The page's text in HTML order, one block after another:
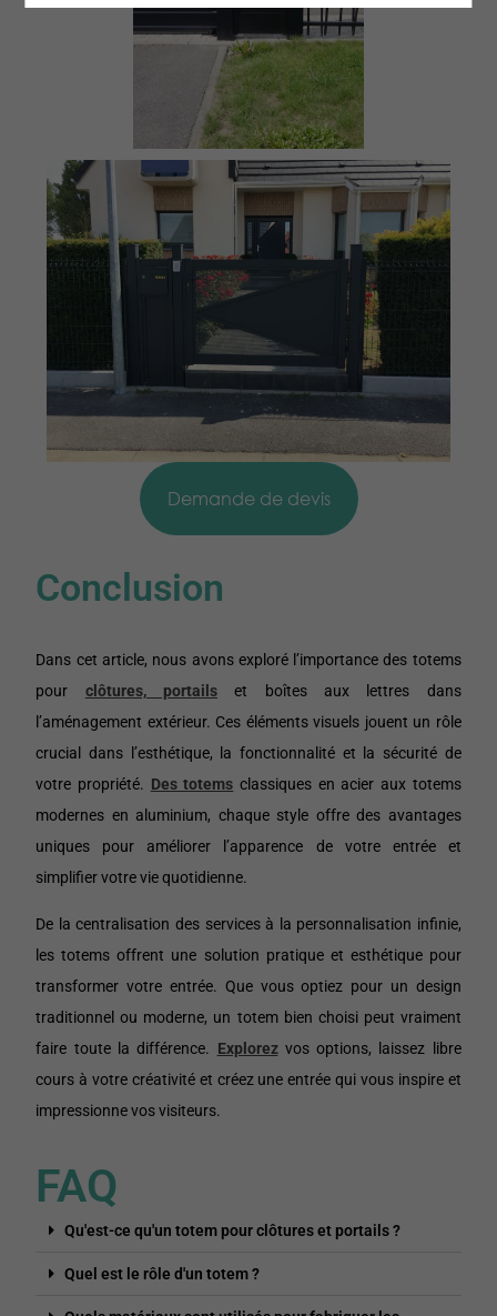
Demande de devis
Conclusion
Dans cet article, nous avons exploré l’importance des totems
pour clôtures, portails et boîtes aux lettres dans
l’aménagement extérieur. Ces éléments visuels jouent un rôle
crucial dans l’esthétique, la fonctionnalité et la sécurité de
votre propriété. Des totems classiques en acier aux totems
modernes en aluminium, chaque style offre des avantages
uniques pour améliorer l’apparence de votre entrée et
simplifier votre vie quotidienne.
De la centralisation des services à la personnalisation infinie,
les totems offrent une solution pratique et esthétique pour
transformer votre entrée. Que vous optiez pour un design
traditionnel ou moderne, un totem bien choisi peut vraiment
faire toute la différence. Explorezvos options, laissez libre
cours à votre créativité et créez une entrée qui vous inspire et
impressionne vos visiteurs.
FAQ
Qu'est-ce qu'un totem pour clôtures et portails ?
Quel est le rôle d'un totem ?